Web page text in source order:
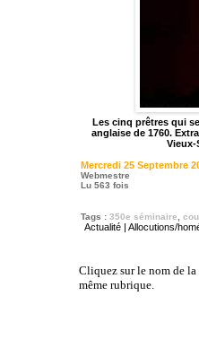
Les cinq prêtres qui
anglaise de 1760.
Vieux-
Mercredi 25 Septembre
Webmestre
Lu 563 fois
Tags : 350e séminaire
Actualité | Allocutions/
Cliquez sur le nom de
même rubrique.